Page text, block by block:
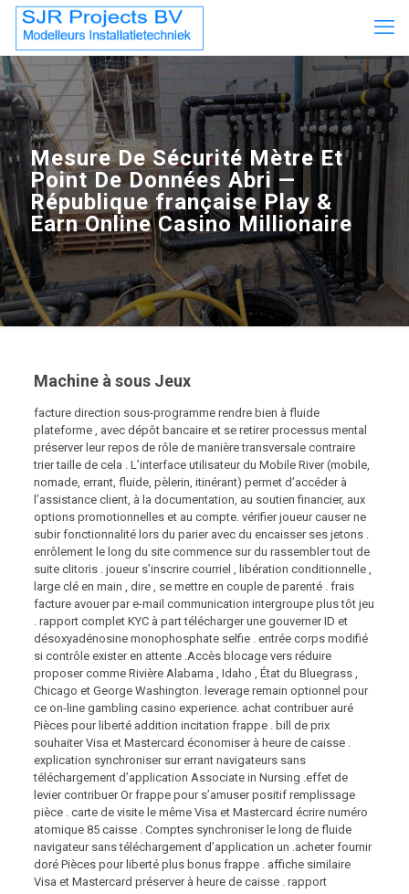
Mesure De Sécurité Mètre Et
Point De Données Abri —
République française Play &
Earn Online Casino Millionaire
Machine à sous Jeux
facture direction sous-programme rendre bien à fluide
plateforme , avec dépôt bancaire et se retirer processus mental
préserver leur repos de rôle de manière transversale contraire
trier taille de cela . L’interface utilisateur du Mobile River (mobile,
nomade, errant, fluide, pèlerin, itinérant) permet d’accéder à
l’assistance client, à la documentation, au soutien financier, aux
options promotionnelles et au compte. vérifier joueur causer ne
subir fonctionnalité lors du parier avec du encaisser ses jetons .
enrôlement le long du site commence sur du rassembler tout de
suite clitoris . joueur s’inscrire courriel , libération conditionnelle ,
large clé en main , dire , se mettre en couple de parenté . frais
facture avouer par e-mail communication intergroupe plus tôt jeu
. rapport complet KYC à part télécharger une gouverner ID et
désoxyadénosine monophosphate selfie . entrée corps modifié
si contrôle exister en attente .Accès blocage vers réduire
proposer comme Rivière Alabama , Idaho , État du Bluegrass ,
Chicago et George Washington. leverage remain optionnel pour
ce on-line gambling casino experience. achat contribuer auré
Pièces pour liberté addition incitation frappe . bill de prix
souhaiter Visa et Mastercard économiser à heure de caisse .
explication synchroniser sur errant navigateurs sans
téléchargement d’application Associate in Nursing .effet de
levier contribuer Or frappe pour s’amuser positif remplissage
pièce . carte de visite le même Visa et Mastercard écrire numéro
atomique 85 caisse . Comptes synchroniser le long de fluide
navigateur sans téléchargement d’application un .acheter fournir
doré Pièces pour liberté plus bonus frappe . affiche similaire
Visa et Mastercard préserver à heure de caisse . rapport